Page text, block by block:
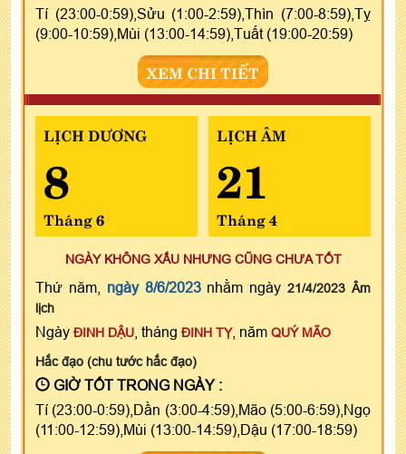
Tí (23:00-0:59),Sửu (1:00-2:59),Thìn (7:00-8:59),Tỵ
(9:00-10:59),Mùi (13:00-14:59),Tuất (19:00-20:59)
XEM CHI TIẾT
LỊCH DƯƠNG
8
Tháng 6
LỊCH ÂM
21
Tháng 4
NGÀY KHÔNG XẤU NHƯNG CŨNG CHƯA TỐT
Thứ năm, ngày 8/6/2023nhằm ngày21/4/2023 Âm
lịch
Ngày ĐINH DẬU , tháng ĐINH TỴ, năm QUÝ MÃO
Hắc đạo (chu tước hắc đạo)
GIỜ TỐT TRONG NGÀY :
Tí (23:00-0:59),Dần (3:00-4:59),Mão (5:00-6:59),Ngọ
(11:00-12:59),Mùi (13:00-14:59),Dậu (17:00-18:59)